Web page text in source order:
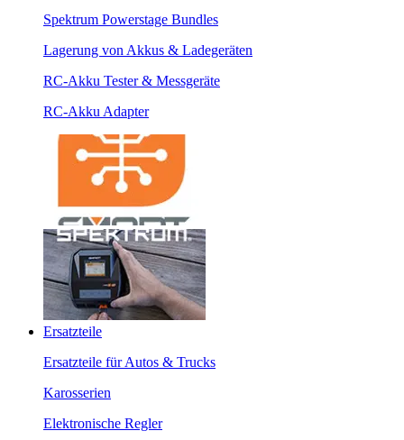
Spektrum Powerstage Bundles
Lagerung von Akkus & Ladegeräten
RC-Akku Tester & Messgeräte
RC-Akku Adapter
Ersatzteile
Ersatzteile für Autos & Trucks
Karosserien
Elektronische Regler